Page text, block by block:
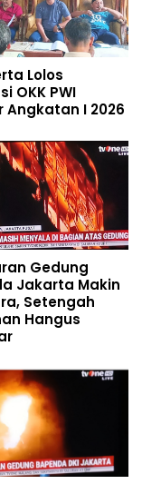
Lolos
OKK PWI
Angkatan I 2026
Gedung
Jakarta Makin
Setengah
Hangus